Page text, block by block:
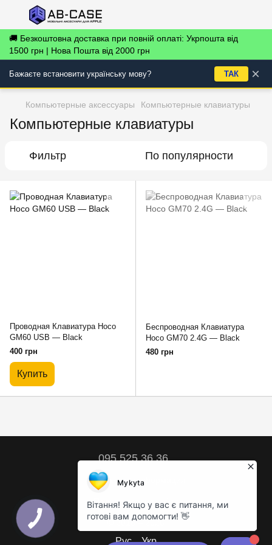
🚚 Безкоштовна доставка при повній оплаті: Укрпошта від
1500 грн | Нова Пошта від 2000 грн
Бажаєте встановити українську мову? ТАК ×
Компьютерные аксессуары Компьютерные клавиатуры
Компьютерные клавиатуры
Фильтр По популярности
Проводная Клавиатура Hoco
GM60 USB — Black
400 грн
Купить
Беспроводная Клавиатура
Hoco GM70 2.4G — Black
480 грн
095 525 36 36
Контактная информация
Полная версия сайта
© 2018 – 2026
Рус Укр